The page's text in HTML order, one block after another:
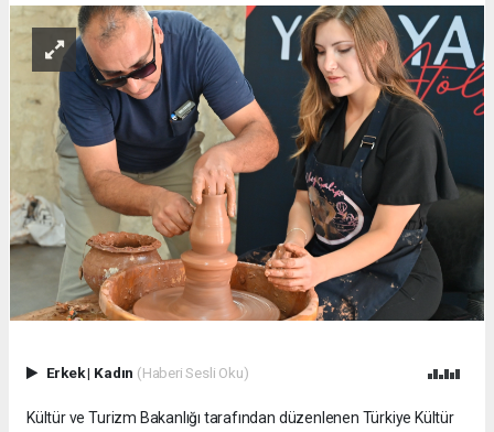
Erkek| Kadın (Haberi Sesli Oku)
Kültür ve Turizm Bakanlığı tarafından düzenlenen Türkiye Kültür